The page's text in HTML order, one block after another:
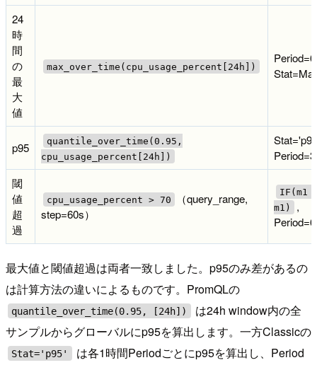
24
時
間
の
最
大
値
max_over_time(cpu_usage_percent[24h])
p95
quantile_over_time(0.95,
cpu_usage_percent[24h])
閾
値
超
過
cpu_usage_percent > 70
（query_range,
step=60s）
IF(m1
m1)
,
最大値と閾値超過は両者一致しました。p95のみ差があるの
は計算方法の違いによるものです。PromQLの
quantile_over_time(0.95, [24h])
は24h window内の全
サンプルからグローバルにp95を算出します。一方Classicの
Stat='p95'
は各1時間Periodごとにp95を算出し、Period